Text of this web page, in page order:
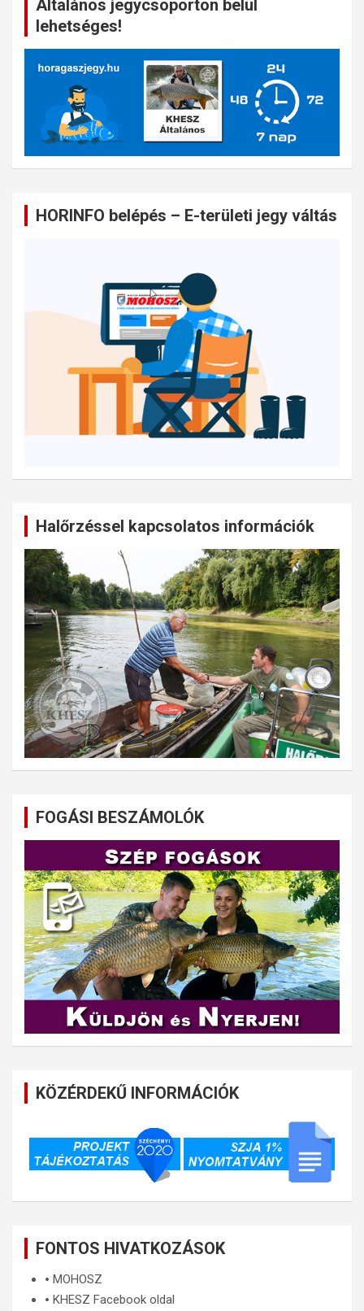
Általános jegycsoporton belül
lehetséges!
HORINFO belépés – E-területi jegy váltás
Halőrzéssel kapcsolatos információk
FOGÁSI BESZÁMOLÓK
KÖZÉRDEKŰ INFORMÁCIÓK
FONTOS HIVATKOZÁSOK
🞄 MOHOSZ
🞄 KHESZ Facebook oldal